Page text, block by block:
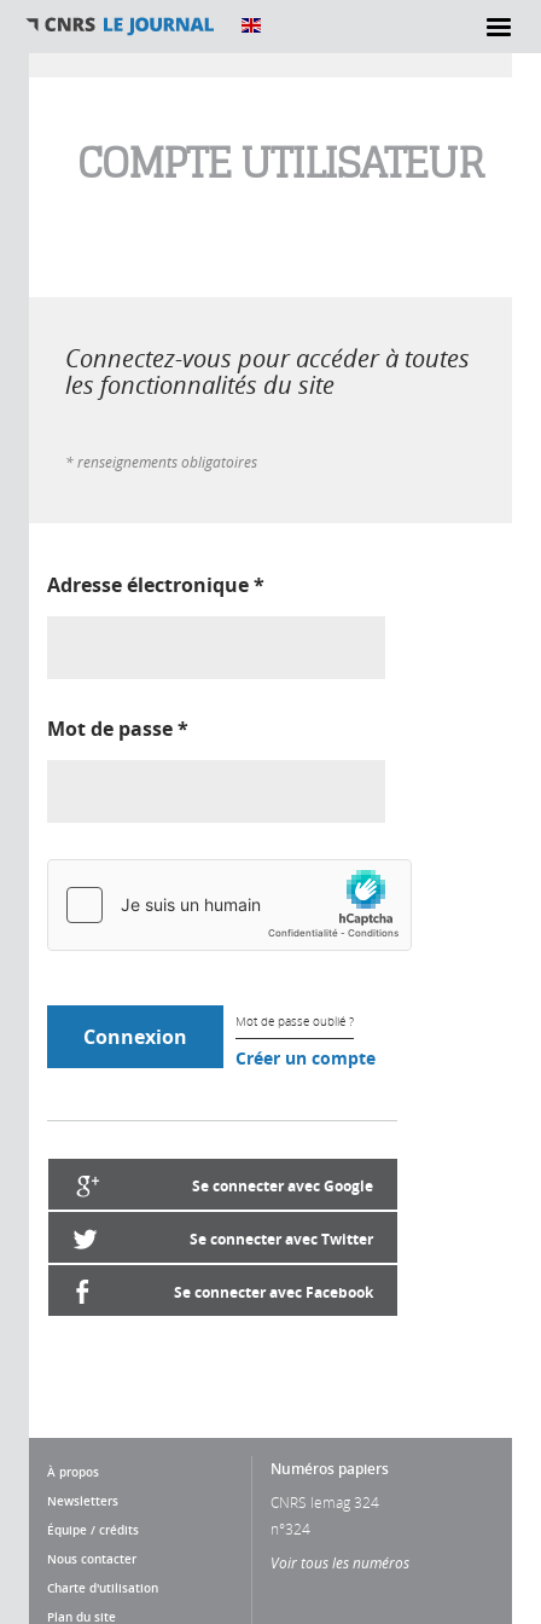
COMPTE UTILISATEUR
Connectez-vous pour accéder à toutes
les fonctionnalités du site
* renseignements obligatoires
Adresse électronique*
Mot de passe*
Mot de passe oublié ?
Créer un compte
Se connecter avec Google
Se connecter avec Twitter
Se connecter avec Facebook
À propos
Newsletters
Équipe / crédits
Nous contacter
Charte d'utilisation
Plan du site
Numéros papiers
CNRS lemag 324
n°324
Voir tous les numéros